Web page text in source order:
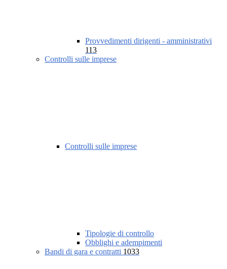
Provvedimenti dirigenti - amministrativi
113
Controlli sulle imprese
Controlli sulle imprese
Tipologie di controllo
Obblighi e adempimenti
Bandi di gara e contratti 1033